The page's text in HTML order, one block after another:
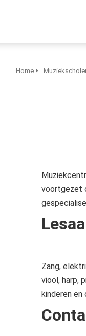
Home
voortgezet
Zang,
viool, harp,
kinderen en